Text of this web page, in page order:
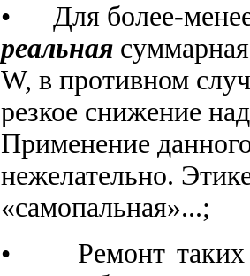
• Для более-менее
реальная
W, в противном
резкое снижение
Применение
нежелательно.
«самопальная»...;
• Ремонт таких